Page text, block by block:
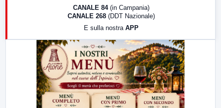
LabNews (replica)
CANALE 84 (in Campania)
CANALE 268 (DDT Nazionale)
E sulla nostra APP